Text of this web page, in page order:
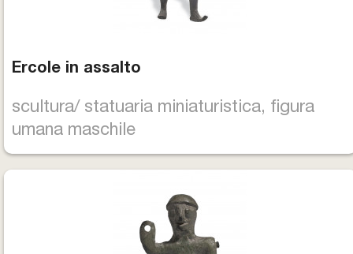
Ercole in assalto
scultura/ statuaria miniaturistica, figura
umana maschile